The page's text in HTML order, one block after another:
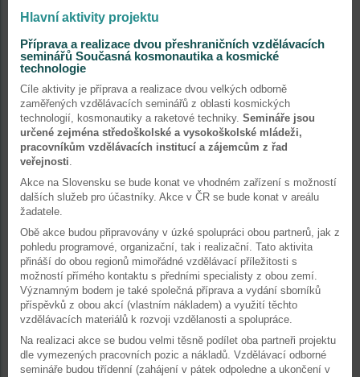
Hlavní aktivity projektu
Příprava a realizace dvou přeshraničních vzdělávacích
seminářů Současná kosmonautika a kosmické
technologie
Cíle aktivity je příprava a realizace dvou velkých odborně
zaměřených vzdělávacích seminářů z oblasti kosmických
technologií, kosmonautiky a raketové techniky. Semináře jsou
určené zejména středoškolské a vysokoškolské mládeži,
pracovníkům vzdělávacích institucí a zájemcům z řad
veřejnosti.
Akce na Slovensku se bude konat ve vhodném zařízení s možností
dalších služeb pro účastníky. Akce v ČR se bude konat v areálu
žadatele.
Obě akce budou připravovány v úzké spolupráci obou partnerů, jak z
pohledu programové, organizační, tak i realizační. Tato aktivita
přináší do obou regionů mimořádné vzdělávací příležitosti s
možností přímého kontaktu s předními specialisty z obou zemí.
Významným bodem je také společná příprava a vydání sborníků
příspěvků z obou akcí (vlastním nákladem) a využití těchto
vzdělávacích materiálů k rozvoji vzdělanosti a spolupráce.
Na realizaci akce se budou velmi těsně podílet oba partneři projektu
dle vymezených pracovních pozic a nákladů. Vzdělávací odborné
semináře budou třídenní (zahájení v pátek odpoledne a ukončení v